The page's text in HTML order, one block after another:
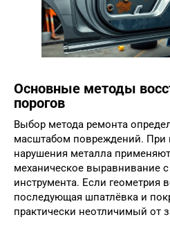
Основные методы
порогов
Выбор метода ремонта
масштабом повреждений. При
нарушения металла
механическое выравнивание
инструмента. Если геометрия
последующая шпатлёвка и
практически неотличимый от